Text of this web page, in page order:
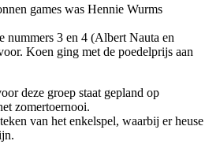
games was Hennie Wurms
nummers 3 en 4 (Albert Nauta en
Koen ging met de poedelprijs aan
deze groep staat gepland op
zomertoernooi.
van het enkelspel, waarbij er heuse